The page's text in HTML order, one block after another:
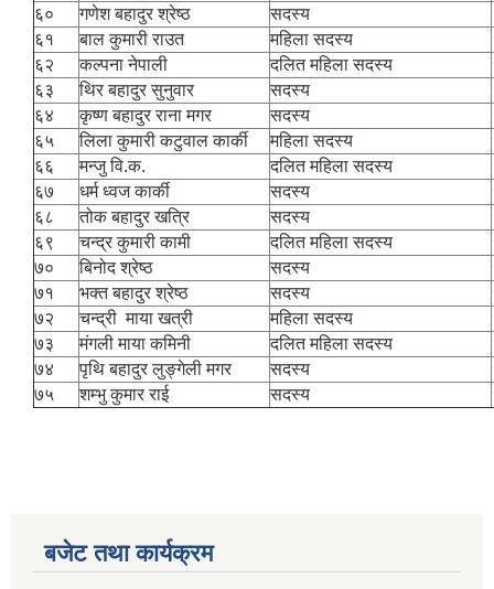
६०
गणेश बहादुर श्रेष्ठ सदस्य
६१
बाल कुमारी राउत महिला सदस्य
६२
कल्पना नेपाली दलित महिला सदस्य
६३
थिर बहादुर सुनुवार सदस्य
६४
कृष्ण बहादुर राना मगर सदस्य
६५
लिला कुमारी कटुवाल कार्की महिला सदस्य
६६
मन्जु वि.क. दलित महिला सदस्य
६७
धर्म ध्वज कार्की सदस्य
६८
तोक बहादुर खत्रि सदस्य
६९
चन्द्र कुमारी कामी दलित महिला सदस्य
७०
बिनोद श्रेष्ठ सदस्य
७१
भक्त बहादुर श्रेष्ठ सदस्य
७२
चन्द्री माया खत्री महिला सदस्य
७३
मंगली माया कमिनी दलित महिला सदस्य
७४
पृथि बहादुर लुङ्गेली मगर सदस्य
७५
शम्भु कुमार राई सदस्य
बजेट तथा कार्यक्रम